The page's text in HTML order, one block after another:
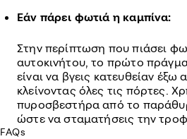
Εάν πάρει φωτιά η καμπίνα:
Στην περίπτωση που πιάσει
αυτοκινήτου, το πρώτο
είναι να βγεις κατευθείαν
κλείνοντας όλες τις πόρτες.
πυροσβεστήρα από το
ώστε να σταματήσεις την
FAQs